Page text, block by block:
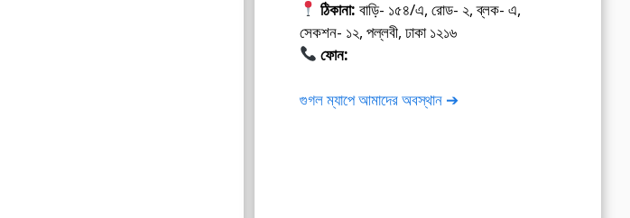
ঠিকানা: বাড়ি- ১৫৪/এ, রোড- ২, ব্লক- এ,
সেকশন- ১২, পল্লবী, ঢাকা ১২১৬
ফোন:
গুগল ম্যাপে আমাদের অবস্থান ➔